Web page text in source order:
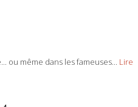
ou même dans les fameuses...
Lire